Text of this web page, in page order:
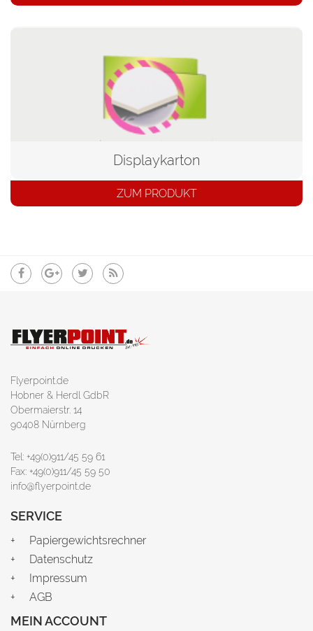
Displaykarton
ZUM PRODUKT
Flyerpoint.de
Hobner & Herdl GdbR
Obermaierstr. 14
90408 Nürnberg
Tel: +49(0)911/45 59 61
Fax: +49(0)911/45 59 50
info@flyerpoint.de
SERVICE
Papiergewichtsrechner
Datenschutz
Impressum
AGB
MEIN ACCOUNT